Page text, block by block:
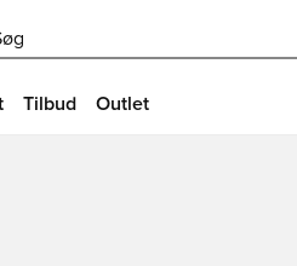
Tilbud Outlet